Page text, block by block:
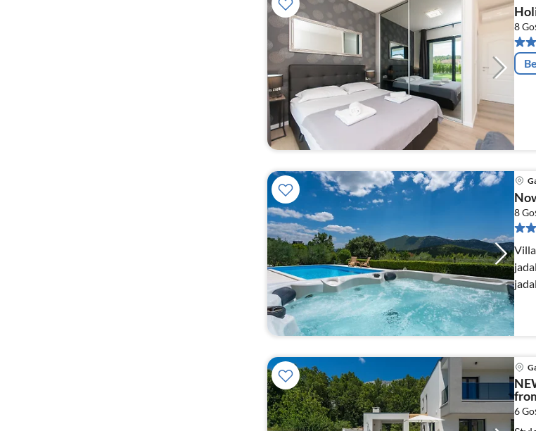
8
8
6